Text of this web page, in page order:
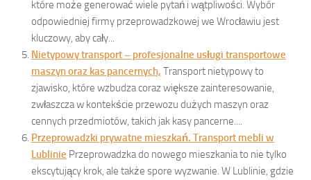
które może generować wiele pytań i wątpliwości. Wybór
odpowiedniej firmy przeprowadzkowej we Wrocławiu jest
kluczowy, aby cały...
Nietypowy transport – profesjonalne usługi transportowe
maszyn oraz kas pancernych, Transport nietypowy to
zjawisko, które wzbudza coraz większe zainteresowanie,
zwłaszcza w kontekście przewozu dużych maszyn oraz
cennych przedmiotów, takich jak kasy pancerne....
Przeprowadzki prywatne mieszkań. Transport mebli w
Lublinie Przeprowadzka do nowego mieszkania to nie tylko
ekscytujący krok, ale także spore wyzwanie. W Lublinie, gdzie